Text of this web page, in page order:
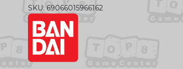
SKU: 69066015966162